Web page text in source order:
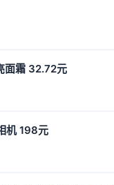
面霜 32.72元
机 198元